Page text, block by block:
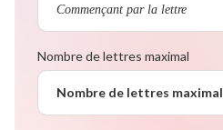
Nombre de lettres maximal
Nombre de lettres maximal